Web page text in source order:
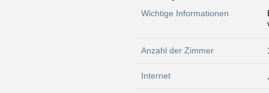
Wichtige Informationen
Anzahl der Zimmer
Internet